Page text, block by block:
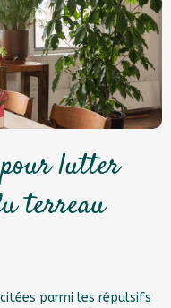
lutter
terreau
parmi les répulsifs